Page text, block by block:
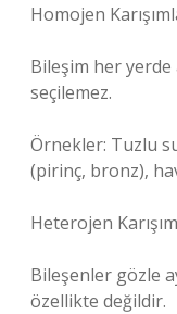
Homojen
Bileşim her yerde
seçilemez.
Örnekler: Tuzlu
(pirinç, bronz),
Heterojen
Bileşenler gözle
özellikte değildir.